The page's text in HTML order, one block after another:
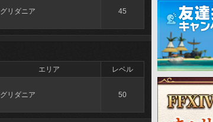
グリダニア 45
エリア レベル
グリダニア 50